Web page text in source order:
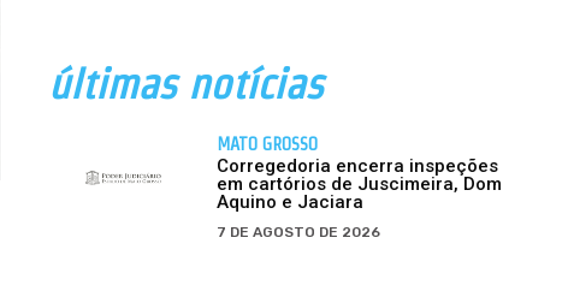
últimas notícias
MATO GROSSO
Corregedoria encerra inspeções
em cartórios de Juscimeira, Dom
Aquino e Jaciara
7 DE AGOSTO DE 2026